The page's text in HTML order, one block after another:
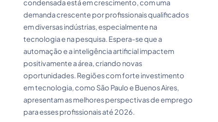
condensada está em crescimento, com uma
demanda crescente por profissionais qualificados
em diversas indústrias, especialmente na
tecnologia e na pesquisa. Espera-se que a
automação e a inteligência artificial impactem
positivamente a área, criando novas
oportunidades. Regiões com forte investimento
em tecnologia, como São Paulo e Buenos Aires,
apresentam as melhores perspectivas de emprego
para esses profissionais até 2026.